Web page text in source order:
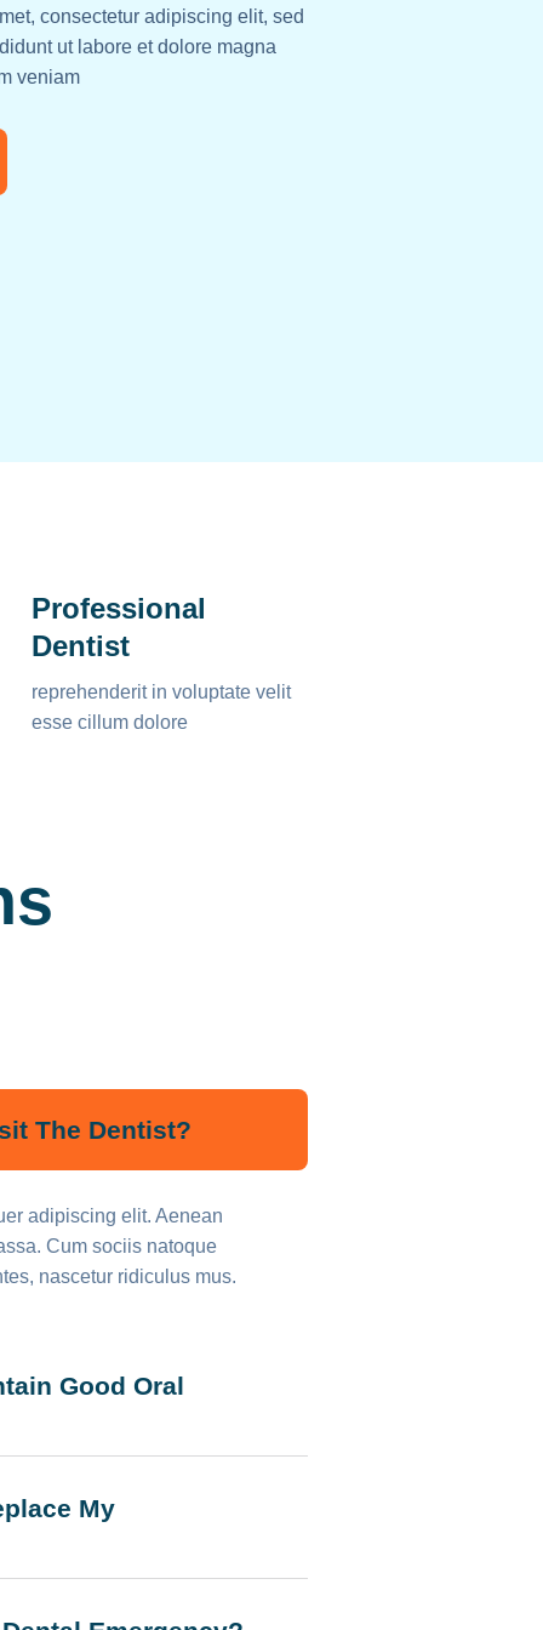
consectetur adipiscing elit, sed
ut labore et dolore magna
veniam
Professional
Dentist
reprehenderit in voluptate velit
esse cillum dolore
The Dentist?
adipiscing elit. Aenean
Cum sociis natoque
nascetur ridiculus mus.
Good Oral
My